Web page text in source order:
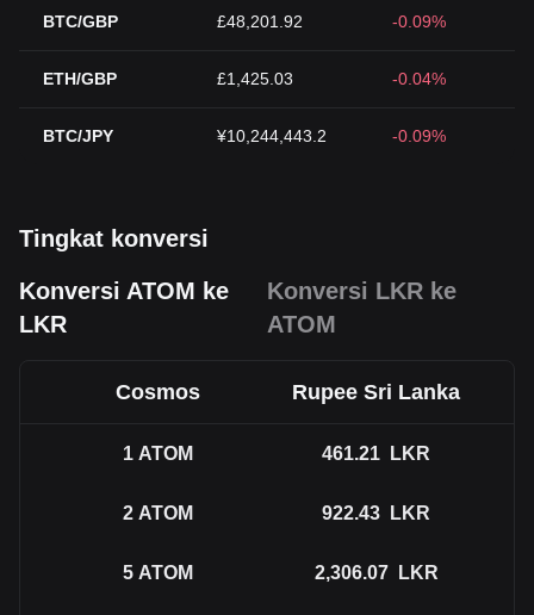
BTC/GBP £48,201.92 -0.09%
ETH/GBP £1,425.03 -0.04%
BTC/JPY ¥10,244,443.2 -0.09%
Tingkat konversi
Konversi ATOM ke
LKR
Konversi LKR ke
ATOM
Cosmos Rupee Sri Lanka
1 ATOM 461.21 LKR
2 ATOM 922.43 LKR
5 ATOM 2,306.07 LKR